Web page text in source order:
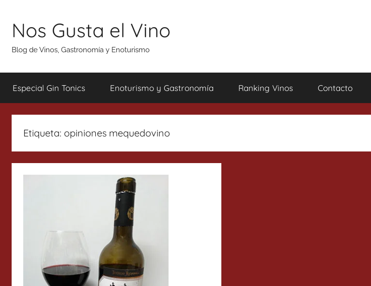
contenido
Nos Gusta el Vino
Blog de Vinos, Gastronomía y Enoturismo
Especial Gin Tonics Enoturismo y Gastronomía Ranking Vinos Contacto
Etiqueta: opiniones mequedovino